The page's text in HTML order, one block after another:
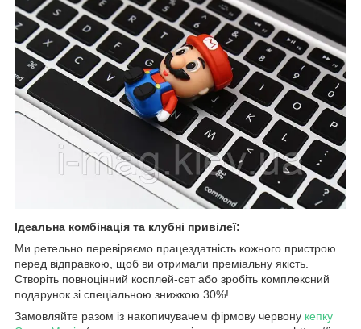
Ідеальна комбінація та клубні привілеї:
Ми ретельно перевіряємо працездатність кожного пристрою
перед відправкою, щоб ви отримали преміальну якість.
Створіть повноцінний косплей-сет або зробіть комплексний
подарунок зі спеціальною знижкою 30%!
Замовляйте разом із накопичувачем фірмову червону кепку